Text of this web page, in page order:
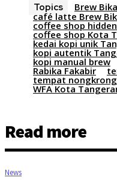
Topics Brew Bika
café latte Brew
coffee shop
coffee shop Kota
kedai kopi unik
kopi autentik
kopi manual brew
Rabika Fakabir
tempat
WFA Kota
Read more
News